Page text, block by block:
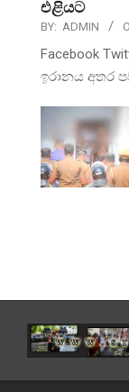
එළියට
BY: ADMIN
Facebook
ඉරානය අතර